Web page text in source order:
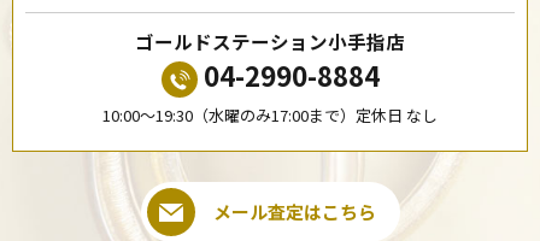
ゴールドステーション小手指店
04-2990-8884
10:00〜19:30（水曜のみ17:00まで）定休日 なし
メール査定はこちら